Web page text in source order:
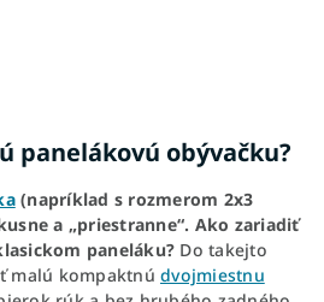
panelákovú obývačku?
(napríklad s rozmerom 2x3
a „priestranne“. Ako zariadiť
paneláku? Do takejto
malú kompaktnú dvojmiestnu